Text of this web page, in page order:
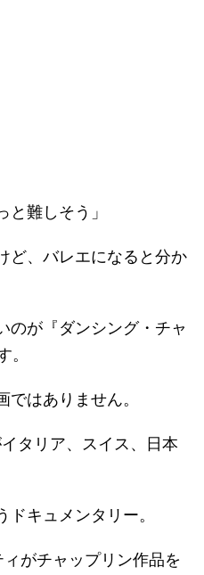
と難しそう」
ど、バレエになると分か
のが『ダンシング・チャ
。
はありません。
タリア、スイス、日本
キュメンタリー。
がチャップリン作品を